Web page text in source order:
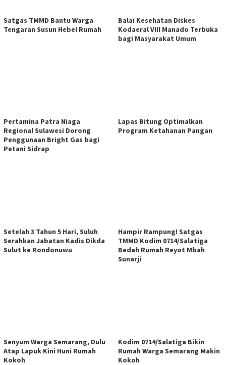
Satgas TMMD Bantu Warga
Tengaran Susun Hebel Rumah
Balai Kesehatan Diskes
Kodaeral VIII Manado Terbuka
bagi Masyarakat Umum
Pertamina Patra Niaga
Regional Sulawesi Dorong
Penggunaan Bright Gas bagi
Petani Sidrap
Lapas Bitung Optimalkan
Program Ketahanan Pangan
Setelah 3 Tahun 5 Hari, Suluh
Serahkan Jabatan Kadis Dikda
Sulut ke Rondonuwu
Hampir Rampung! Satgas
TMMD Kodim 0714/Salatiga
Bedah Rumah Reyot Mbah
Sunarji
Senyum Warga Semarang, Dulu
Atap Lapuk Kini Huni Rumah
Kokoh
Kodim 0714/Salatiga Bikin
Rumah Warga Semarang Makin
Kokoh